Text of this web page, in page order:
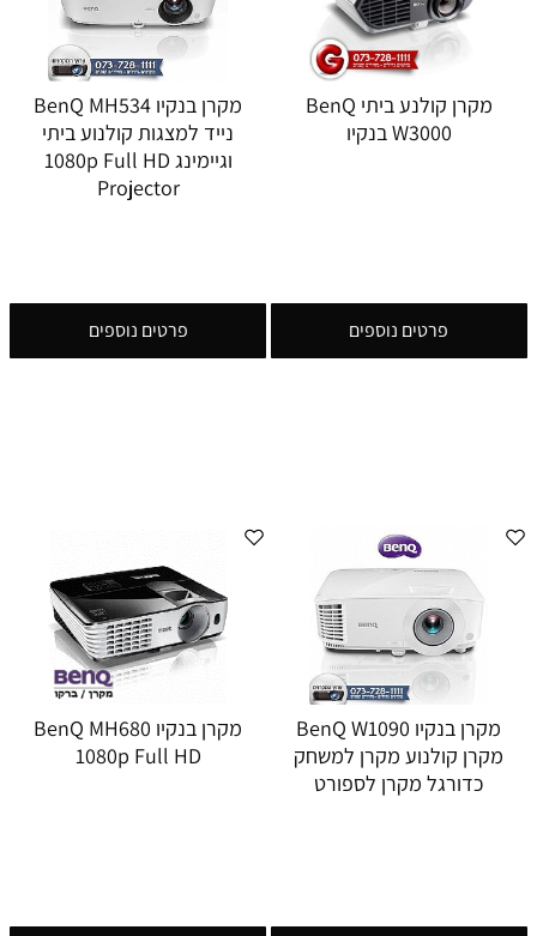
מקרן קולנע ביתי BenQ
W3000 בנקיו
פרטים נוספים
מקרן בנקיו BenQ MH534
נייד למצגות קולנוע ביתי
וגיימינג 1080p Full HD
Projector
פרטים נוספים
מקרן בנקיו BenQ W1090
מקרן קולנוע מקרן למשחק
כדורגל מקרן לספורט
מקרן בנקיו BenQ MH680
1080p Full HD